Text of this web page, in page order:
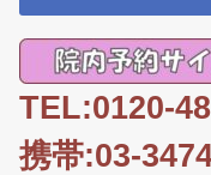
TEL:0120-
携帯:03-